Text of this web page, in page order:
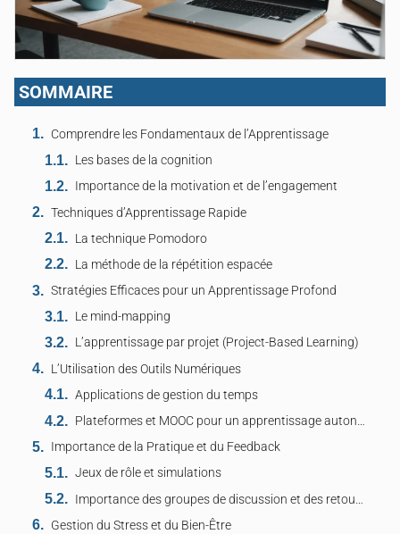
SOMMAIRE
Comprendre les Fondamentaux de l’Apprentissage
Les bases de la cognition
Importance de la motivation et de l’engagement
Techniques d’Apprentissage Rapide
La technique Pomodoro
La méthode de la répétition espacée
Stratégies Efficaces pour un Apprentissage Profond
Le mind-mapping
L’apprentissage par projet (Project-Based Learning)
L’Utilisation des Outils Numériques
Applications de gestion du temps
Plateformes et MOOC pour un apprentissage autonome
Importance de la Pratique et du Feedback
Jeux de rôle et simulations
Importance des groupes de discussion et des retours constructifs
Gestion du Stress et du Bien-Être